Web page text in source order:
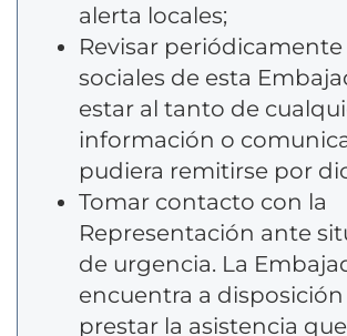
alerta locales;
Revisar periódicamente
sociales de esta
estar al tanto de
información o
pudiera remitirse por
Tomar contacto con la
Representación ante
de urgencia. La
encuentra a disposición
prestar la asistencia